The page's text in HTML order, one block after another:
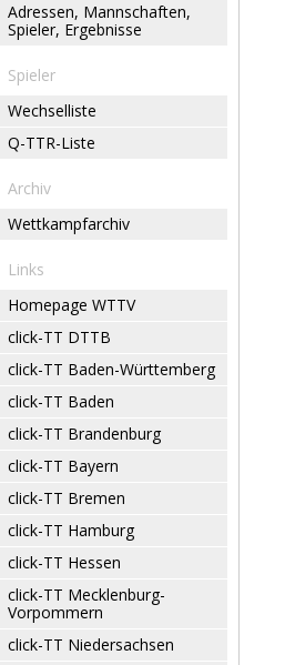
Adressen, Mannschaften,
Spieler, Ergebnisse
Spieler
Wechselliste
Q-TTR-Liste
Archiv
Wettkampfarchiv
Links
Homepage WTTV
click-TT DTTB
click-TT Baden-Württemberg
click-TT Baden
click-TT Brandenburg
click-TT Bayern
click-TT Bremen
click-TT Hamburg
click-TT Hessen
click-TT Mecklenburg-
Vorpommern
click-TT Niedersachsen